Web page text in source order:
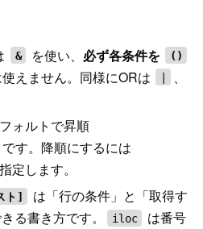
& を使い、 必ず各条件を ()
えません。同様にORは |
、
ォルトで昇順
です。降順にするには
定します。
ト]
は「行の条件」と「取得す
る書き方です。
iloc
は番号